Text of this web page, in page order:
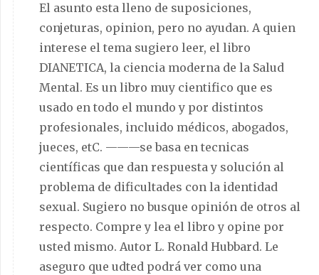
El asunto esta lleno de suposiciones,
conjeturas, opinion, pero no ayudan. A quien
interese el tema sugiero leer, el libro
DIANETICA, la ciencia moderna de la Salud
Mental. Es un libro muy cientifico que es
usado en todo el mundo y por distintos
profesionales, incluido médicos, abogados,
jueces, etC. ———se basa en tecnicas
científicas que dan respuesta y solución al
problema de dificultades con la identidad
sexual. Sugiero no busque opinión de otros al
respecto. Compre y lea el libro y opine por
usted mismo. Autor L. Ronald Hubbard. Le
aseguro que udted podrá ver como una